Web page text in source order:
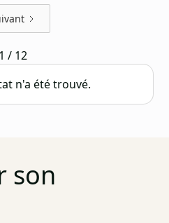
1 / 12
n'a été trouvé.
son